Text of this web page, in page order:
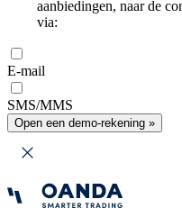
aanbiedingen, naar de
via:
E-mail
SMS/MMS
Open een demo-rekening »